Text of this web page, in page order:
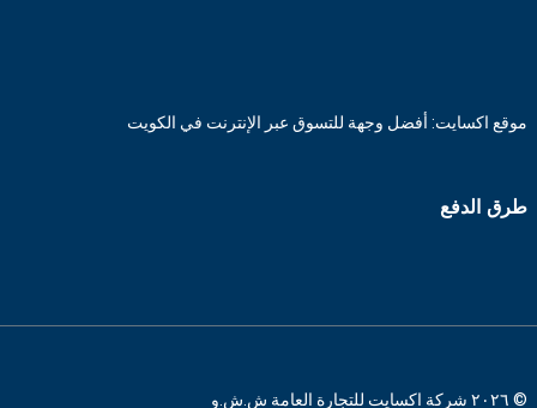
موقع اكسايت: أفضل وجهة للتسوق عبر الإنترنت في الكويت
طرق الدفع
© ٢٠٢٦ شركة اكسايت للتجارة العامة ش.ش.و